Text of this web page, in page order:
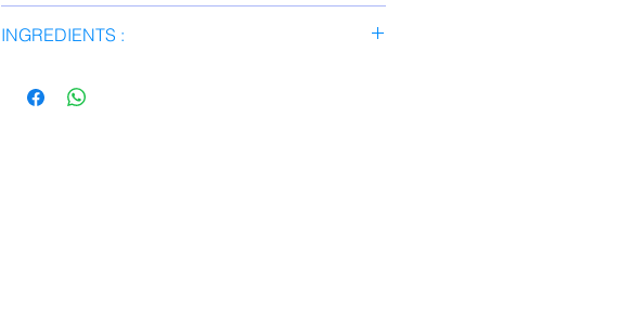
soin. Tapotez doucement pour une absorption
optimale. Pour un résultat "miracle" garanti,
et soir. Votre peau vous remerciera pour cette
✔ Peau sensible (tolérance aux AHA/BHA/PHA)
pores dilatés
INGREDIENTS :
Dipropylène Glycol, Glycérine, Eau,